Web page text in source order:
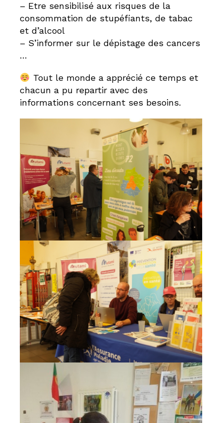
– Etre sensibilisé aux risques de la
consommation de stupéfiants, de tabac
et d’alcool
– S’informer sur le dépistage des cancers
…
Tout le monde a apprécié ce temps et
chacun a pu repartir avec des
informations concernant ses besoins.